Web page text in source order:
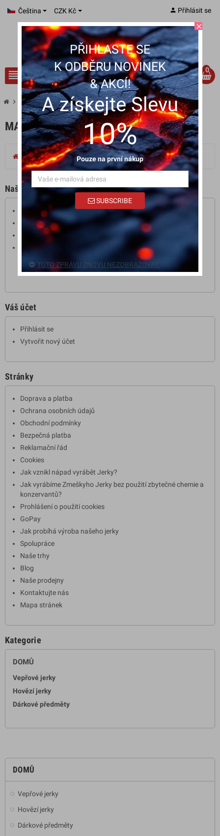
Čeština CZK Kč
view_headline search
person Přihlásit se
0
chevron_right Mapa stránek
DOMŮ
Vepřové jerky
Hovězí jerky
Dárkové předměty
MAPA STRÁNEK
CARPE DIEM JERKY S.R.O | ZMEŠKYHO JERKY
Naše nabídky
Nové produkty
Nejprodávanější
Slevy
Značky
Graphic Corner
Studio Design
Váš účet
Přihlásit se
Vytvořit nový účet
Stránky
Doprava a platba
Ochrana osobních údajů
Obchodní podmínky
Bezpečná platba
Reklamační řád
Cookies
Jak vznikl nápad vyrábět Jerky?
Jak vyrábíme Zmeškyho Jerky bez použití zbytečné chemie a
konzervantů?
Prohlášení o použití cookies
GoPay
Jak probíhá výroba našeho jerky
Spolupráce
Naše trhy
Blog
Naše prodejny
Kontaktujte nás
Mapa stránek
Kategorie
DOMŮ
Vepřové jerky
Hovězí jerky
Dárkové předměty
close
PŘIHLASTE SE
K ODBĚRU NOVINEK
& AKCÍ!
A získejte Slevu
10%
Pouze na první nákup
SUBSCRIBE
TUTO ZPRÁVU ZNOVU NEZOBRAZOVAT.